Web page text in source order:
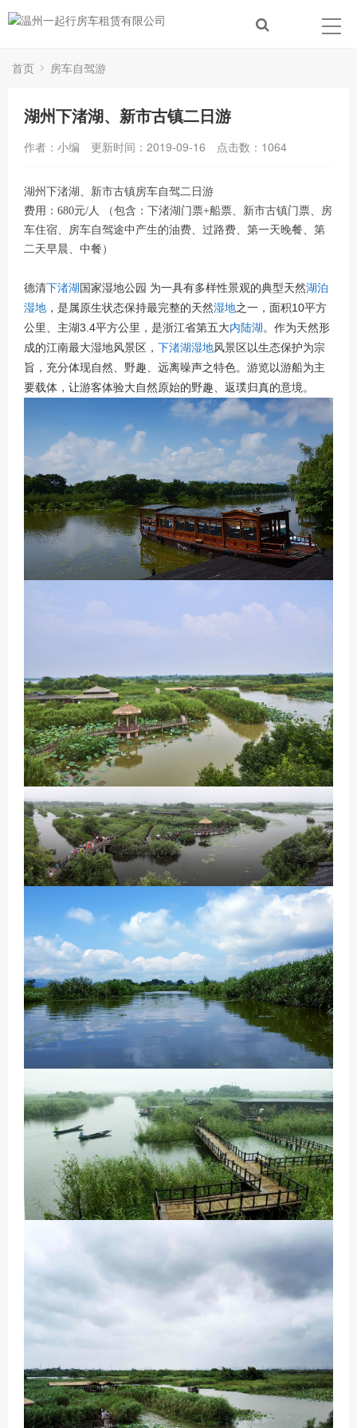
首页 房车自驾游
湖州下渚湖、新市古镇二日游
作者：小编 更新时间：2019-09-16 点击数： 1064
湖州下渚湖、新市古镇房车自驾二日游
费用：680元/人 （包含：下渚湖门票+船票、新市古镇门票、房
车住宿、房车自驾途中产生的油费、过路费、第一天晚餐、第
二天早晨、中餐）
德清下渚湖国家湿地公园 为一具有多样性景观的典型天然湖泊
湿地 ，是属原生状态保持最完整的天然湿地之一，面积10平方
公里、主湖3.4平方公里，是浙江省第五大内陆湖。作为天然形
成的江南最大湿地风景区， 下渚湖湿地风景区以生态保护为宗
旨，充分体现自然、野趣、远离噪声之特色。游览以游船为主
要载体，让游客体验大自然原始的野趣、返璞归真的意境。